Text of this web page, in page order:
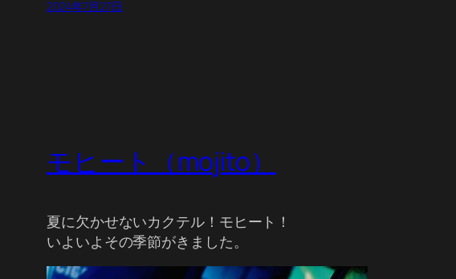
2024年7月27日
モヒート（mojito）
夏に欠かせないカクテル！モヒート！
いよいよその季節がきました。